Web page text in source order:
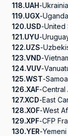
118.UAH-
119.UGX-
120.USD-United
121.UYU-
122.UZS-
123.VND-
124.VUV-
125.WST-
126.XAF-Central
127.XCD-East
128.XOF-West
129.XPF-CFP
130.YER-